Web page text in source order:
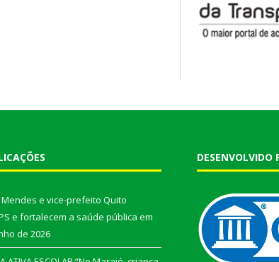
e vice-prefeito Quito
e fortalecem a saúde pública em
de 2026
DESENVOLVIDO